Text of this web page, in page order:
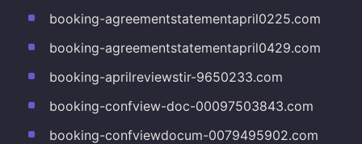
booking-agreementstatementapril0225.com
booking-agreementstatementapril0429.com
booking-aprilreviewstir-9650233.com
booking-confview-doc-00097503843.com
booking-confviewdocum-0079495902.com